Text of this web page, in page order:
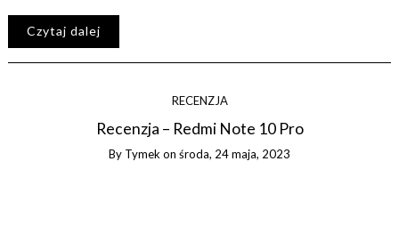
Czytaj dalej
RECENZJA
Recenzja – Redmi Note 10 Pro
By Tymek on środa, 24 maja, 2023